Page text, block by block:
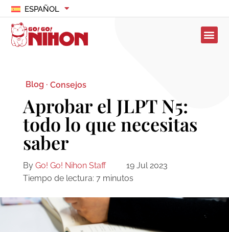
ESPAÑOL
Blog · Consejos
Aprobar el JLPT N5:
todo lo que necesitas
saber
By Go! Go! Nihon Staff
19 Jul 2023
Tiempo de lectura: 7 minutos